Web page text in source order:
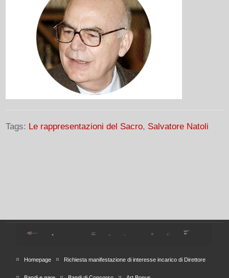
Tags: Le rappresentazioni del Sacro, Salvatore Natoli
Homepage Richiesta manifestazione di interesse incarico di Direttore